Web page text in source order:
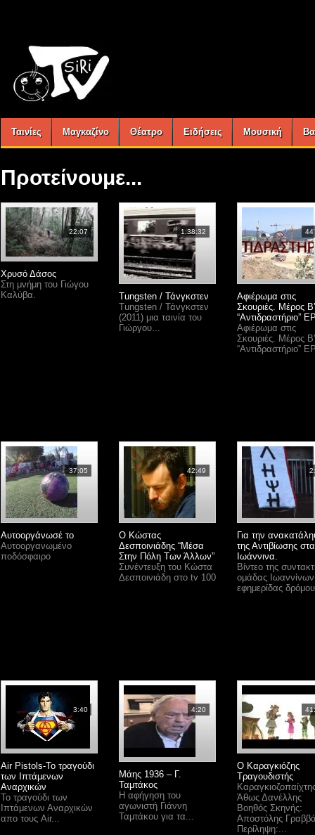
Ταινίες Μαγκαζίνο Θέατρο Ειδήσεις Μουσική
Προτείνουμε...
22:07
Xρυσό Δάσος
Στη μνήμη του Γιώγου
Καλύβα.
1:38:32
Tungsten / Τάνγκστεν
Tungsten / Τάνγκστεν
(2011) μια ταινία του
Γιώργου...
Αφιέρωμα στις
Σκουριές. Μέρος
“Αντιδραστήριο”
Αφιέρωμα στις
Σκουριές. Μέρος
“Αντιδραστήριο”
37:05
Αυτοοργάνωσέ το
Αυτοοργανωμένο
ποδόσφαιρο
42:49
Ο Κώστας
Δεσποινιάδης “Μέσα
Στην Πόλη Των Άλλων”
Συνέντευξη του Κώστα
Δεσποινιάδη στο tv 100
Για την
της Αντιβίωσης στα
Ιωάννινα.
Βίντεο της
ομάδας Ιωαννίνων
εφημερίδας
3:40
Air Pistols-Το τραγούδι
των Ιπτάμενων
Αναρχικών
Το τραγούδι των
Ιπτάμενων Αναρχικών
απο τους Air...
4:20
Μάης 1936 – Γ.
Ταμτάκος
Η αφήγηση του
αγωνιστή Γιάννη
Ταμτάκου για τα...
Ο Καραγκιόζης
Τραγουδιστής
Άθως Δανέλλης
Βοηθός Σκηνής:
Αποστόλης
Περίληψη:...